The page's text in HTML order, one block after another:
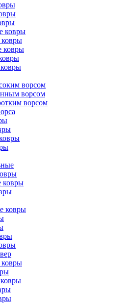
ковры
ковры
ковры
ворсом
ворсом
ворсом
ковры
ковры